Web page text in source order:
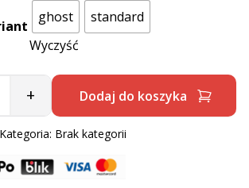
ghost
standard
Wyczyść
+ Dodaj do koszyka
Kategoria: Brak kategorii